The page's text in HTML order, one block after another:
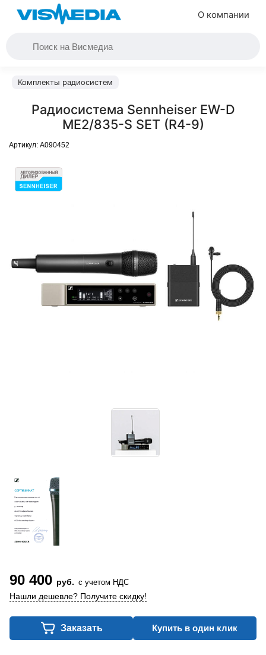
О компании
Комплекты радиосистем
Радиосистема Sennheiser EW-D
ME2/835-S SET (R4-9)
Артикул: A090452
90 400 руб. с учетом НДС
Нашли дешевле? Получите скидку!
Заказать Купить в один клик